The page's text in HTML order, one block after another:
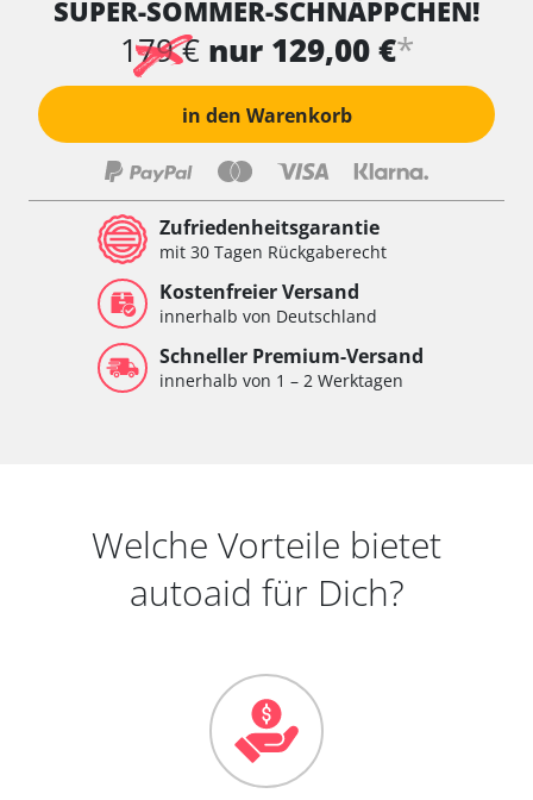
SUPER-SOMMER-SCHNÄPPCHEN!
179 € nur 129,00 €*
in den Warenkorb
Zufriedenheitsgarantie
mit 30 Tagen Rückgaberecht
Kostenfreier Versand
innerhalb von Deutschland
Schneller Premium-Versand
innerhalb von 1 – 2 Werktagen
Welche Vorteile bietet
autoaid für Dich?